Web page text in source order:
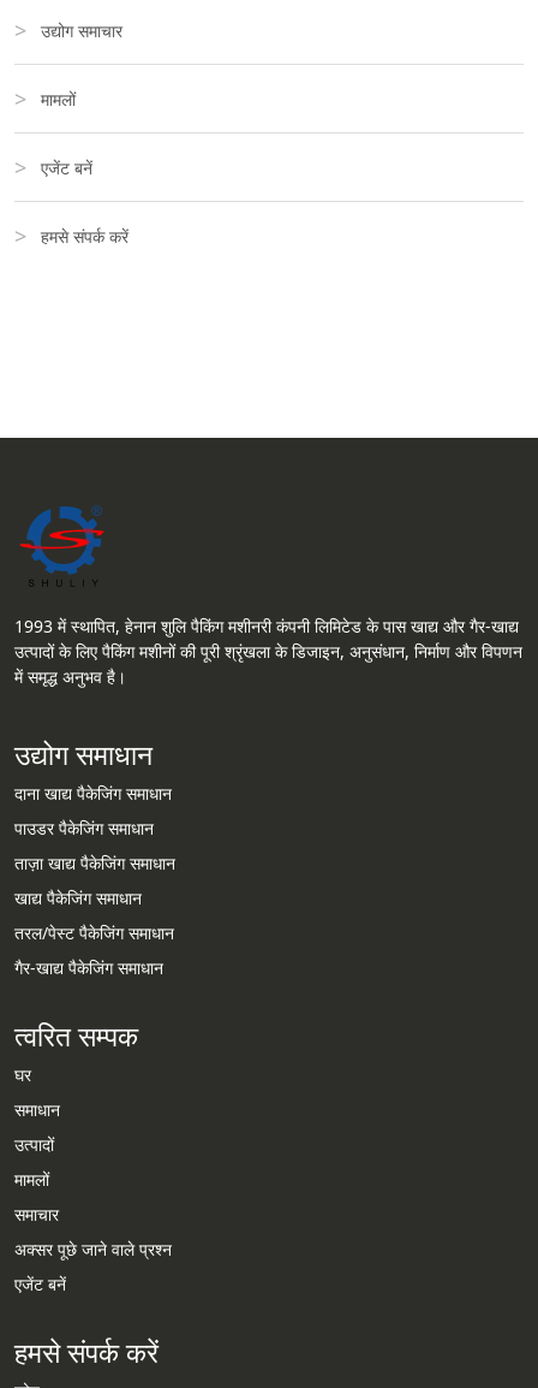
उद्योग समाचार
मामलों
एजेंट बनें
हमसे संपर्क करें
1993 में स्थापित, हेनान शुलि पैकिंग मशीनरी कंपनी लिमिटेड के पास खाद्य और गैर-खाद्य
उत्पादों के लिए पैकिंग मशीनों की पूरी श्रृंखला के डिजाइन, अनुसंधान, निर्माण और विपणन
में समृद्ध अनुभव है।
उद्योग समाधान
दाना खाद्य पैकेजिंग समाधान
पाउडर पैकेजिंग समाधान
ताज़ा खाद्य पैकेजिंग समाधान
खाद्य पैकेजिंग समाधान
तरल/पेस्ट पैकेजिंग समाधान
गैर-खाद्य पैकेजिंग समाधान
त्वरित सम्पक
घर
समाधान
उत्पादों
मामलों
समाचार
अक्सर पूछे जाने वाले प्रश्न
एजेंट बनें
हमसे संपर्क करें